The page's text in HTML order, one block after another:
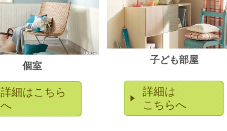
個室
詳細はこちら
へ
子ども部屋
詳細は
こちらへ